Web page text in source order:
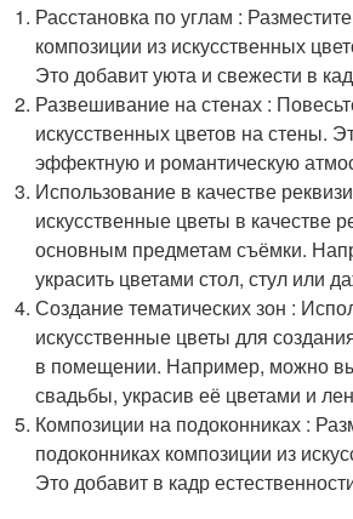
Расстановка по углам :
композиции из искусственных
Это добавит уюта и свежести в
Развешивание на стенах :
искусственных цветов на стены.
эффектную и романтическую
Использование в качестве
искусственные цветы в качестве
основным предметам съёмки.
украсить цветами стол, стул или
Создание тематических зон :
искусственные цветы для
в помещении. Например, можно
свадьбы, украсив её цветами и
Композиции на подоконниках :
подоконниках композиции из
Это добавит в кадр